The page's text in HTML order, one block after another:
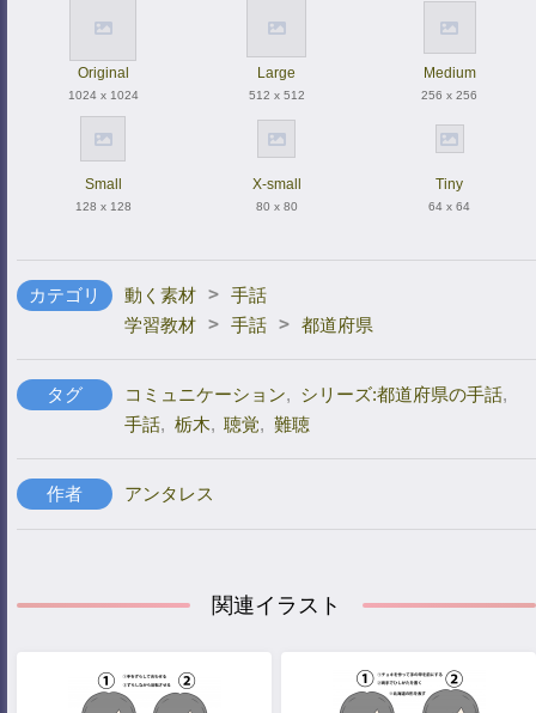
Original
1024 x 1024
Large
512 x 512
Medium
256 x 256
Small
128 x 128
X-small
80 x 80
Tiny
64 x 64
カテゴリ 動く素材 > 手話
学習教材 > 手話 > 都道府県
タグ コミュニケーション, シリーズ:都道府県の手話,
手話, 栃木, 聴覚, 難聴
作者 アンタレス
関連イラスト